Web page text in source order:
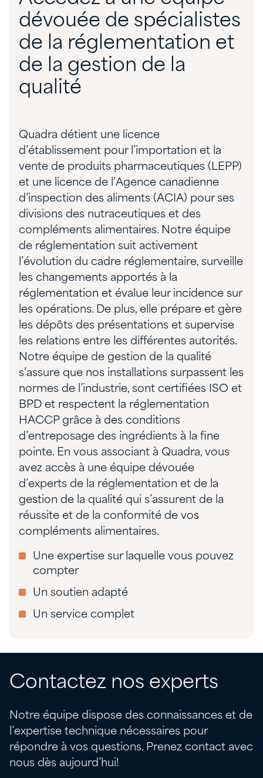
dévouée de spécialistes
de la réglementation et
de la gestion de la
qualité
Quadra détient une licence
d’établissement pour l’importation et la
vente de produits pharmaceutiques (LEPP)
et une licence de l’Agence canadienne
d’inspection des aliments (ACIA) pour ses
divisions des nutraceutiques et des
compléments alimentaires. Notre équipe
de réglementation suit activement
l’évolution du cadre réglementaire, surveille
les changements apportés à la
réglementation et évalue leur incidence sur
les opérations. De plus, elle prépare et gère
les dépôts des présentations et supervise
les relations entre les différentes autorités.
Notre équipe de gestion de la qualité
s’assure que nos installations surpassent les
normes de l’industrie, sont certifiées ISO et
BPD et respectent la réglementation
HACCP grâce à des conditions
d’entreposage des ingrédients à la fine
pointe. En vous associant à Quadra, vous
avez accès à une équipe dévouée
d’experts de la réglementation et de la
gestion de la qualité qui s’assurent de la
réussite et de la conformité de vos
compléments alimentaires.
Une expertise sur laquelle vous pouvez
compter
Un soutien adapté
Un service complet
Contactez nos experts
Notre équipe dispose des connaissances et de
l’expertise technique nécessaires pour
répondre à vos questions. Prenez contact avec
nous dès aujourd’hui!